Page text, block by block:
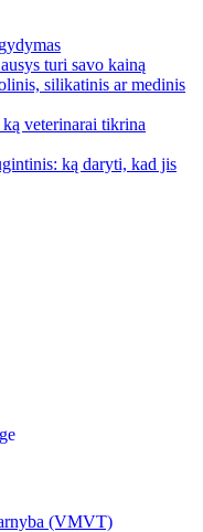
turi savo kainą
silikatinis ar medinis
veterinarai tikrina
ką daryti, kad jis
(VMVT)